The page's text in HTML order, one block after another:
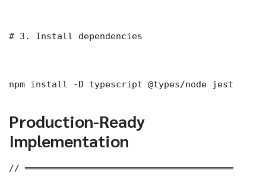
# 3. Install dependencies
npm install -D typescript @types/node jest
Production-Ready
Implementation
// ═══════════════════════════════════════